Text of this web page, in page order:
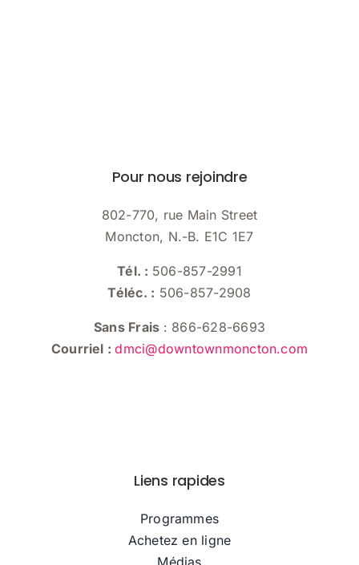
Pour nous rejoindre
802-770, rue Main Street
Moncton, N.-B. E1C 1E7
Tél. : 506-857-2991
Téléc. : 506-857-2908
Sans Frais : 866-628-6693
Courriel :dmci@downtownmoncton.com
Liens rapides
Programmes
Achetez en ligne
Médias